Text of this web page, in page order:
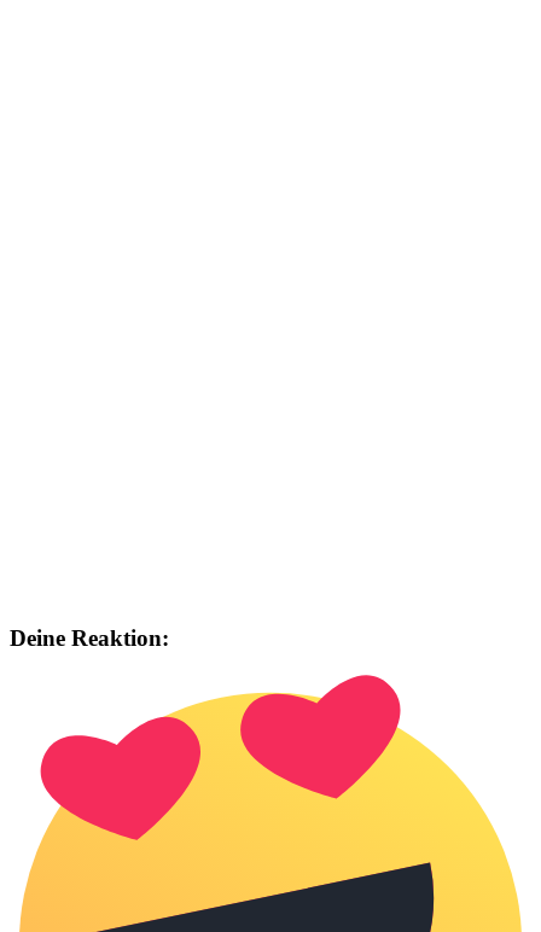
Deine Reaktion: